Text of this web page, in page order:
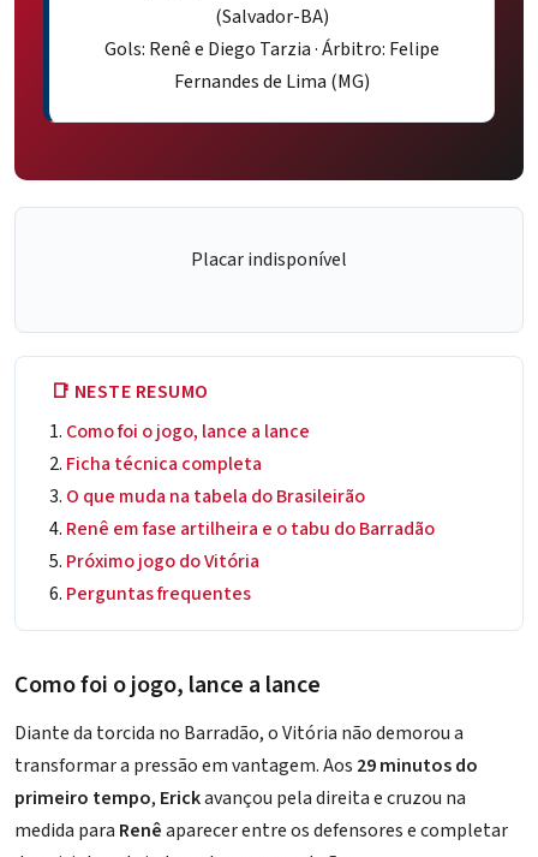
(Salvador-BA)
Gols: Renê e Diego Tarzia · Árbitro: Felipe
Fernandes de Lima (MG)
Placar indisponível
📑 NESTE RESUMO
Como foi o jogo, lance a lance
Ficha técnica completa
O que muda na tabela do Brasileirão
Renê em fase artilheira e o tabu do Barradão
Próximo jogo do Vitória
Perguntas frequentes
Como foi o jogo, lance a lance
Diante da torcida no Barradão, o Vitória não demorou a
transformar a pressão em vantagem. Aos 29 minutos do
primeiro tempo, Erickavançou pela direita e cruzou na
medida para Renêaparecer entre os defensores e completar